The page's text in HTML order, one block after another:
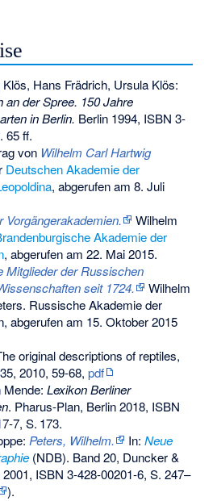
Hans Frädrich, Ursula Klös:
an der Spree. 150 Jahre
in Berlin. Berlin 1994, ISBN 3-
65 ff.
von Wilhelm Carl Hartwig
Deutschen Akademie der
, abgerufen am 8. Juli
Vorgängerakademien.
Wilhelm
Akademie der
, abgerufen am 22. Mai 2015.
Mitglieder der Russischen
seit 1724.
Wilhelm
Russische Akademie der
abgerufen am 15. Oktober 2015
original descriptions of reptiles,
2010, 59-68,pdf
Mende:Lexikon Berliner
. Pharus-Plan, Berlin 2018, ISBN
7,S. 173.
Peters, Wilhelm. In:Neue
(NDB). Band 20, Duncker &
ISBN 3-428-00201-6, S. 247–
).